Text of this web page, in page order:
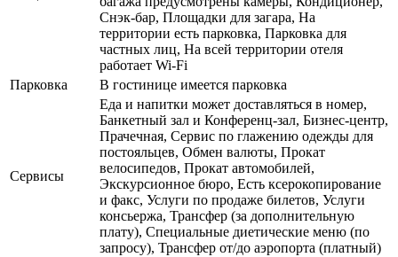
Снэк-бар, Площадки для загара, На
территории есть парковка, Парковка для
частных лиц, На всей территории отеля
работает Wi-Fi
Парковка
В гостинице имеется парковка
Сервисы
Еда и напитки может доставляться в номер,
Банкетный зал и Конференц-зал, Бизнес-центр,
Прачечная, Сервис по глажению одежды для
постояльцев, Обмен валюты, Прокат
велосипедов, Прокат автомобилей,
Экскурсионное бюро, Есть ксерокопирование
и факс, Услуги по продаже билетов, Услуги
консьержа, Трансфер (за дополнительную
плату), Специальные диетические меню (по
запросу), Трансфер от/до аэропорта (платный)